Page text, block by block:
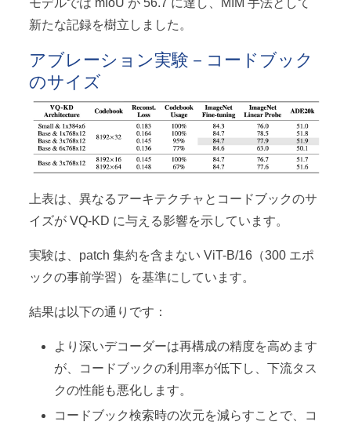
新たな記録を樹立しました。
アブレーション実験－コードブック
のサイズ
上表は、異なるアーキテクチャとコードブックのサ
イズが VQ-KD に与える影響を示しています。
実験は、patch 集約を含まない ViT-B/16（300 エポ
ックの事前学習）を基準にしています。
結果は以下の通りです：
より深いデコーダーは再構成の精度を高めます
が、コードブックの利用率が低下し、下流タス
クの性能も悪化します。
コードブック検索時の次元を減らすことで、コ